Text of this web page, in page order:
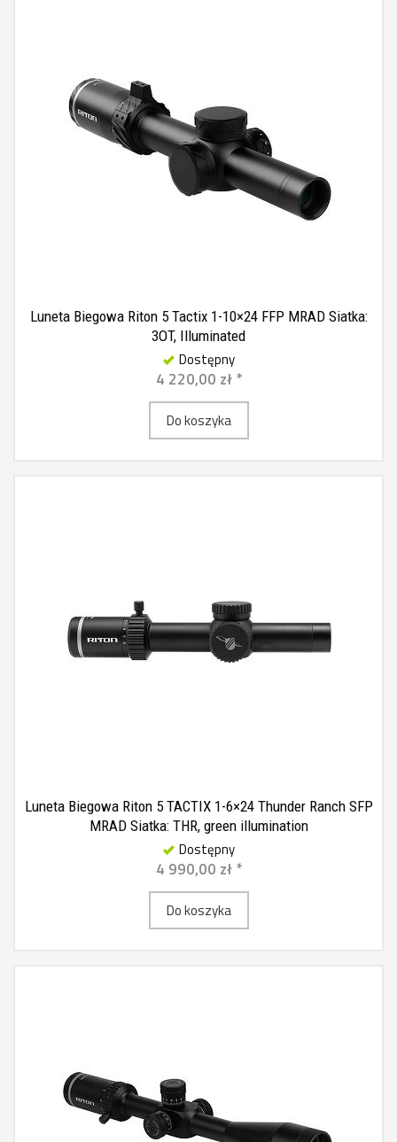
Luneta Biegowa Riton 5 Tactix 1-10×24 FFP MRAD Siatka:
3OT, Illuminated
Dostępny
4 220,00 zł *
Do koszyka
Luneta Biegowa Riton 5 TACTIX 1-6×24 Thunder Ranch SFP
MRAD Siatka: THR, green illumination
Dostępny
4 990,00 zł *
Do koszyka